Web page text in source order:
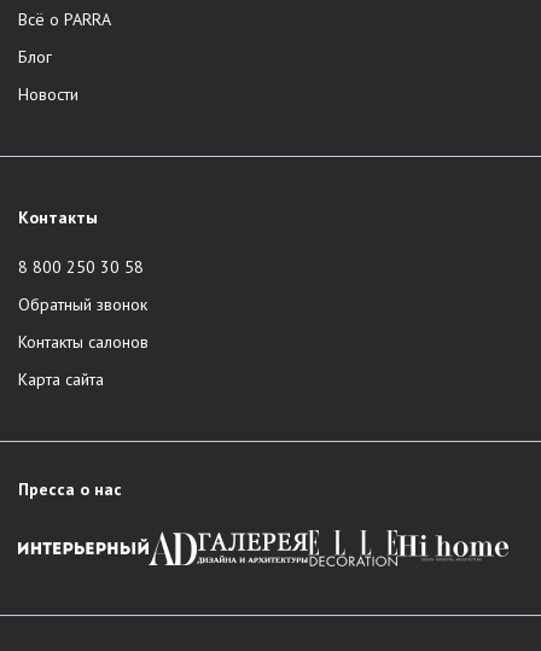
Всё о PARRA
Блог
Новости
Контакты
8 800 250 30 58
Обратный звонок
Контакты салонов
Карта сайта
Пресса о нас